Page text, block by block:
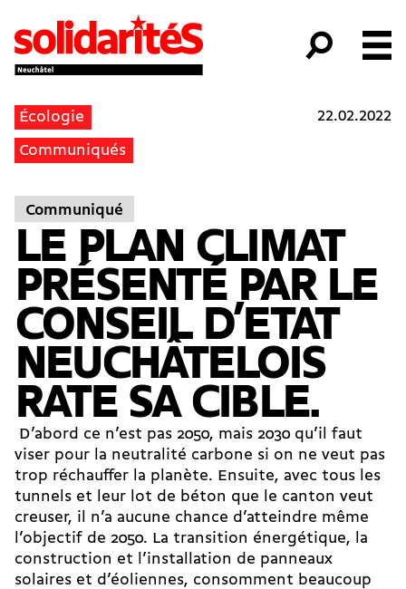
Écologie
Communiqués
22.02.2022
Communiqué
LE PLAN CLIMAT
PRÉSENTÉ PAR LE
CONSEIL D’ETAT
NEUCHÂTELOIS
RATE SA CIBLE.
D’abord ce n’est pas 2050, mais 2030 qu’il faut
viser pour la neutralité carbone si on ne veut pas
trop réchauffer la planète. Ensuite, avec tous les
tunnels et leur lot de béton que le canton veut
creuser, il n’a aucune chance d’atteindre même
l’objectif de 2050. La transition énergétique, la
construction et l’installation de panneaux
solaires et d’éoliennes, consomment beaucoup